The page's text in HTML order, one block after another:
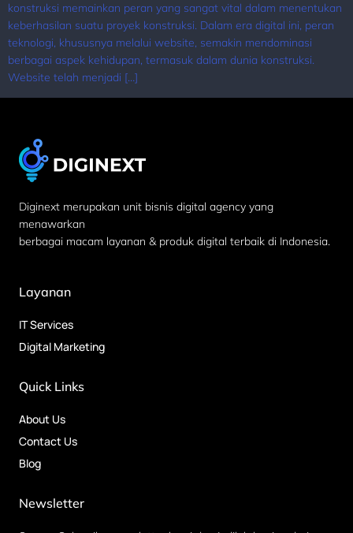
konstruksi memainkan peran yang sangat vital dalam menentukan
keberhasilan suatu proyek konstruksi. Dalam era digital ini, peran
teknologi, khususnya melalui website, semakin mendominasi
berbagai aspek kehidupan, termasuk dalam dunia konstruksi.
Website telah menjadi […]
Diginext merupakan unit bisnis digital agency yang
menawarkan
berbagai macam layanan & produk digital terbaik di Indonesia.
Layanan
IT Services
Digital Marketing
Quick Links
About Us
Contact Us
Blog
Newsletter